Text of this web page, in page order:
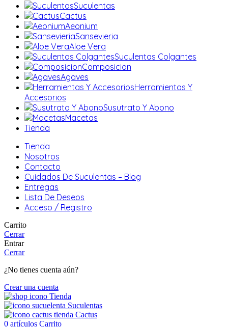
Suculentas
Cactus
Aeonium
Sansevieria
Aloe Vera
Suculentas Colgantes
Composicion
Agaves
Herramientas Y
Accesorios
Susutrato Y Abono
Macetas
Tienda
Tienda
Nosotros
Contacto
Cuidados De Suculentas – Blog
Entregas
Lista De Deseos
Acceso / Registro
Carrito
Cerrar
Entrar
Cerrar
¿No tienes cuenta aún?
Crear una cuenta
Tienda
Suculentas
Cactus
0 artículos Carrito